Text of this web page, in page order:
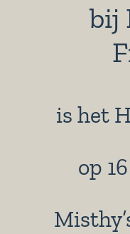
bij
is het
op